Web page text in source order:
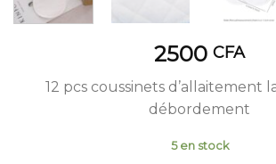
2500 CFA
12 pcs coussinets d’allaitement
débordement
5 en stock